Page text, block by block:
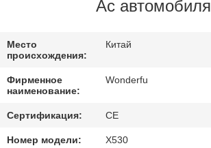
КАЧЕСТВА
СВЯЖИТЕСЬ
МЫ
СПРОСИТЕ
ЦИТАТУ
Ac автомобиля
Место
происхождения:
Китай
Фирменное
наименование:
Wonderfu
Сертификация: CE
Номер модели: X530